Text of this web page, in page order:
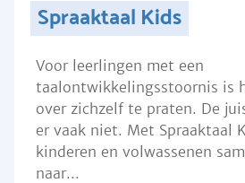
Spraaktaal Kids
Voor leerlingen met een
taalontwikkelingsstoornis is
over zichzelf te praten. De
er vaak niet. Met Spraaktaal
kinderen en volwassenen
naar...